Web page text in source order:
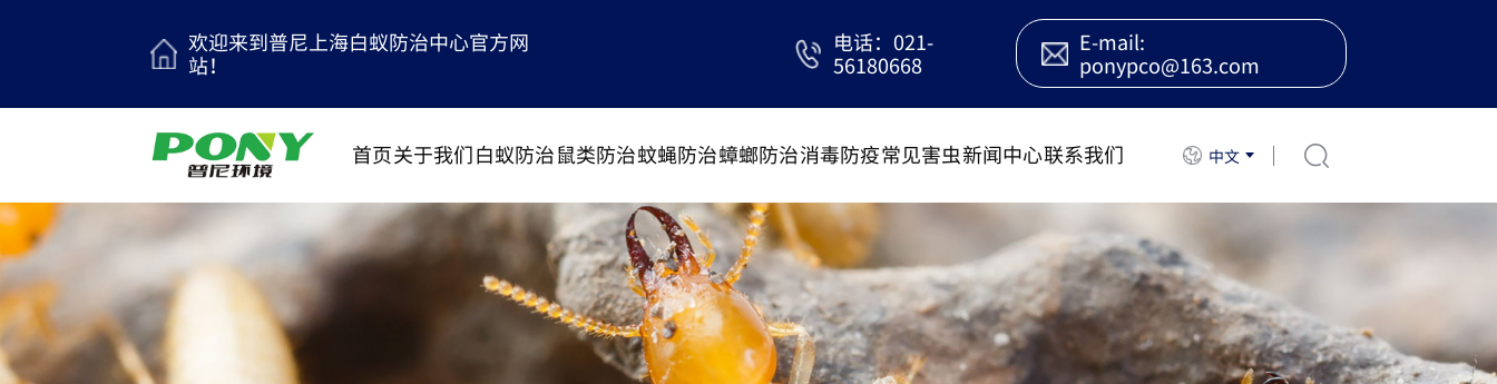
欢迎来到普尼上海白蚁防治中心官方网
站！
电话：021-
56180668
E-mail:
ponypco@163.com
首页关于我们白蚁防治鼠类防治蚊蝇防治蟑螂防治消毒防疫常见害虫新闻中心联系我们 中文